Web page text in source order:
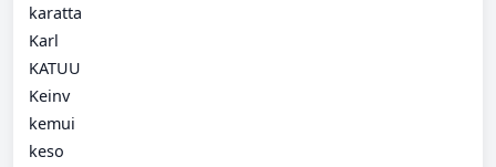
karatta
Karl
KATUU
Keinv
kemui
keso